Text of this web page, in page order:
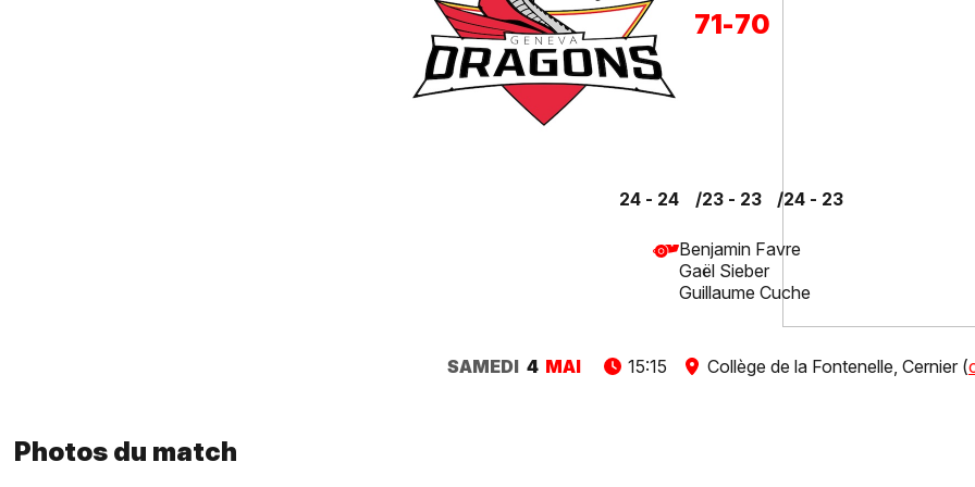
71-70
24 - 24 23 - 23 24 - 23
Benjamin Favre
Gaël Sieber
Guillaume Cuche
SAMEDI 4 MAI 15:15 Collège de la Fontenelle, Cernier (
Photos du match